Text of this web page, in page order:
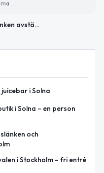
Vägen Pampaslänken avstängd med stor påverkan under natten 25–26 maj
i Solna
i Solna – en person
och
i Stockholm – fri entré